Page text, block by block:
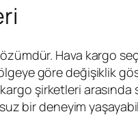
Hava kargo
göre değişiklik
şirketleri arasında
bir deneyim